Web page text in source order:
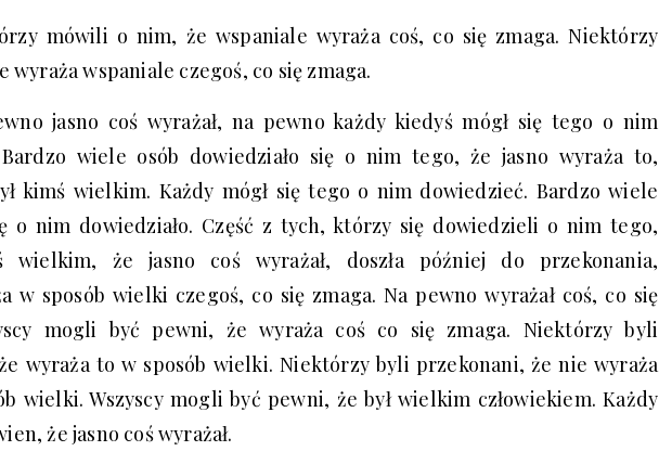
mówili o nim, że wspaniale wyraża coś, co się zmaga. Niektórzy
wyraża wspaniale czegoś, co się zmaga.
jasno coś wyrażał, na pewno każdy kiedyś mógł się tego o nim
wiele osób dowiedziało się o nim tego, że jasno wyraża to,
kimś wielkim. Każdy mógł się tego o nim dowiedzieć. Bardzo wiele
o nim dowiedziało. Część z tych, którzy się dowiedzieli o nim tego,
wielkim, że jasno coś wyrażał, doszła później do przekonania,
w sposób wielki czegoś, co się zmaga. Na pewno wyrażał coś, co się
mogli być pewni, że wyraża coś co się zmaga. Niektórzy byli
wyraża to w sposób wielki. Niektórzy byli przekonani, że nie wyraża
wielki. Wszyscy mogli być pewni, że był wielkim człowiekiem. Każdy
że jasno coś wyrażał.